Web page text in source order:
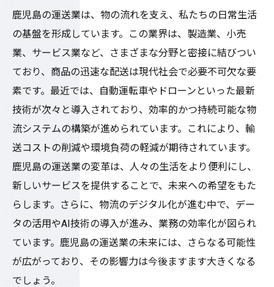
鹿児島の運送業は、物の流れを支え、私たちの日常生活
の基盤を形成しています。この業界は、製造業、小売
業、サービス業など、さまざまな分野と密接に結びつい
ており、商品の迅速な配送は現代社会で必要不可欠な要
素です。最近では、自動運転車やドローンといった最新
技術が次々と導入されており、効率的かつ持続可能な物
流システムの構築が進められています。これにより、輸
送コストの削減や環境負荷の軽減が期待されています。
鹿児島の運送業の変革は、人々の生活をより便利にし、
新しいサービスを提供することで、未来への希望をもた
らします。さらに、物流のデジタル化が進む中で、デー
タの活用やAI技術の導入が進み、業務の効率化が図られ
ています。鹿児島の運送業の未来には、さらなる可能性
が広がっており、その影響力は今後ますます大きくなる
でしょう。